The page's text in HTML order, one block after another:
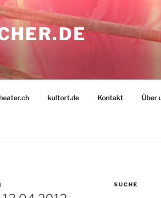
kultort.de Kontakt Über
SUCHE